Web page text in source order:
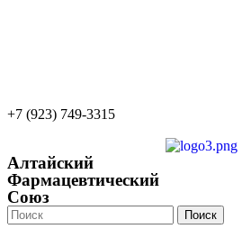
+7 (923) 749-3315
Алтайский
Фармацевтический
Союз
Поиск